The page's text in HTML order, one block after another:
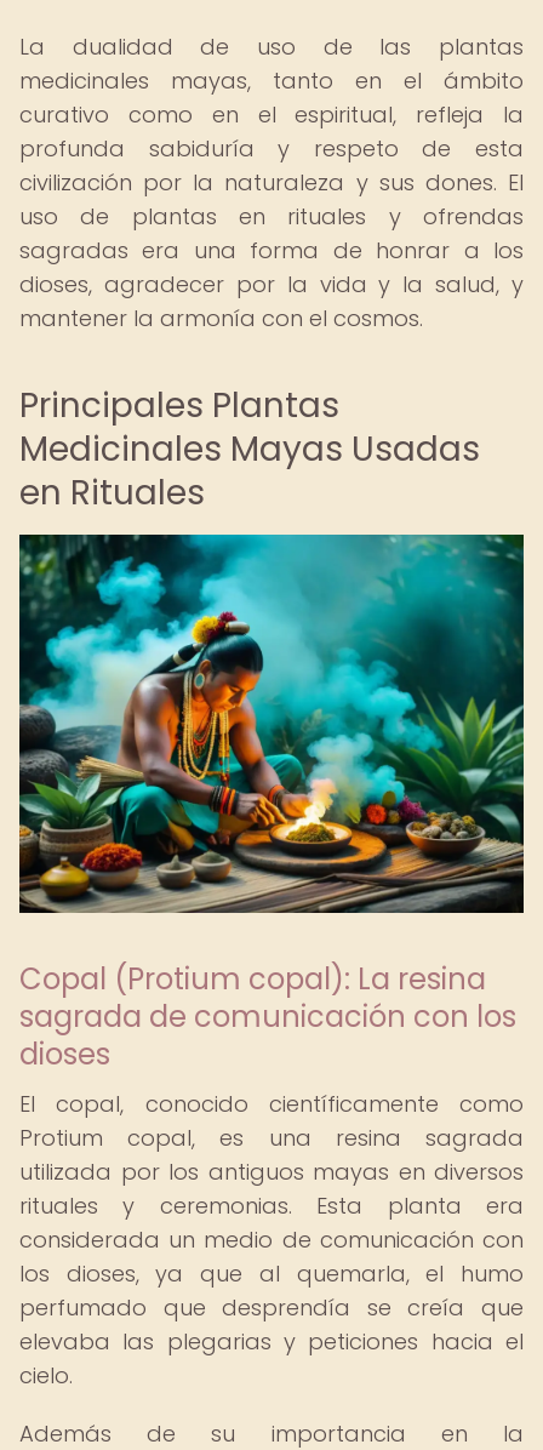
La dualidad de uso de las plantas
medicinales mayas, tanto en el ámbito
curativo como en el espiritual, refleja la
profunda sabiduría y respeto de esta
civilización por la naturaleza y sus dones. El
uso de plantas en rituales y ofrendas
sagradas era una forma de honrar a los
dioses, agradecer por la vida y la salud, y
mantener la armonía con el cosmos.
Principales Plantas
Medicinales Mayas Usadas
en Rituales
Copal (Protium copal): La resina
sagrada de comunicación con los
dioses
El copal, conocido científicamente como
Protium copal, es una resina sagrada
utilizada por los antiguos mayas en diversos
rituales y ceremonias. Esta planta era
considerada un medio de comunicación con
los dioses, ya que al quemarla, el humo
perfumado que desprendía se creía que
elevaba las plegarias y peticiones hacia el
cielo.
Además de su importancia en la